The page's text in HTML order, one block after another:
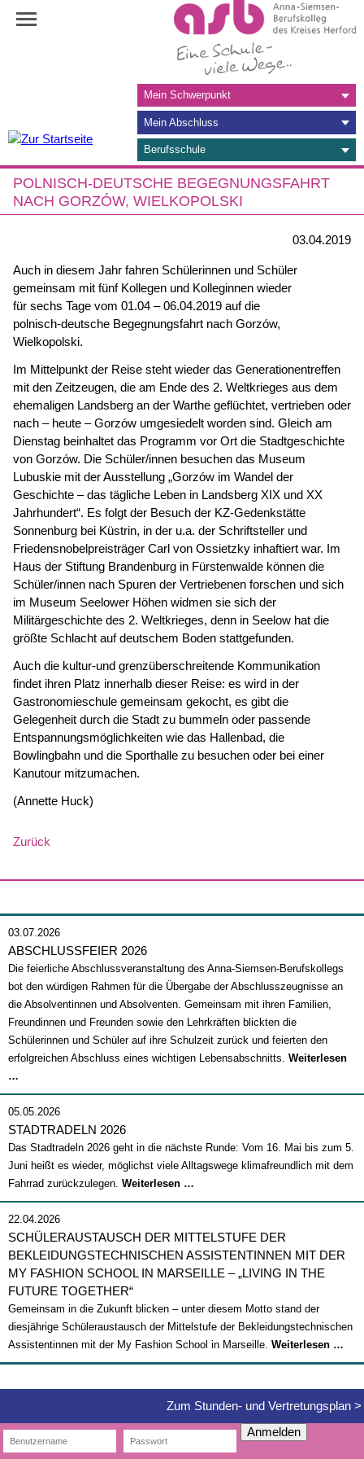
Navigation
überspringen
Mein Schwerpunkt
Mein Abschluss
Berufsschule
POLNISCH-DEUTSCHE BEGEGNUNGSFAHRT
NACH GORZÓW, WIELKOPOLSKI
03.04.2019
Auch in diesem Jahr fahren Schülerinnen und Schüler
gemeinsam mit fünf Kollegen und Kolleginnen wieder
für sechs Tage vom 01.04 – 06.04.2019 auf die
polnisch-deutsche Begegnungsfahrt nach Gorzów,
Wielkopolski.
Im Mittelpunkt der Reise steht wieder das Generationentreffen
mit den Zeitzeugen, die am Ende des 2. Weltkrieges aus dem
ehemaligen Landsberg an der Warthe geflüchtet, vertrieben oder
nach – heute – Gorzów umgesiedelt worden sind. Gleich am
Dienstag beinhaltet das Programm vor Ort die Stadtgeschichte
von Gorzów. Die Schüler/innen besuchen das Museum
Lubuskie mit der Ausstellung „Gorzów im Wandel der
Geschichte – das tägliche Leben in Landsberg XIX und XX
Jahrhundert“. Es folgt der Besuch der KZ-Gedenkstätte
Sonnenburg bei Küstrin, in der u.a. der Schriftsteller und
Friedensnobelpreisträger Carl von Ossietzky inhaftiert war. Im
Haus der Stiftung Brandenburg in Fürstenwalde können die
Schüler/innen nach Spuren der Vertriebenen forschen und sich
im Museum Seelower Höhen widmen sie sich der
Militärgeschichte des 2. Weltkrieges, denn in Seelow hat die
größte Schlacht auf deutschem Boden stattgefunden.
Auch die kultur-und grenzüberschreitende Kommunikation
findet ihren Platz innerhalb dieser Reise: es wird in der
Gastronomieschule gemeinsam gekocht, es gibt die
Gelegenheit durch die Stadt zu bummeln oder passende
Entspannungsmöglichkeiten wie das Hallenbad, die
Bowlingbahn und die Sporthalle zu besuchen oder bei einer
Kanutour mitzumachen.
(Annette Huck)
Zurück
03.07.2026
ABSCHLUSSFEIER 2026
Die feierliche Abschlussveranstaltung des Anna-Siemsen-Berufskollegs
bot den würdigen Rahmen für die Übergabe der Abschlusszeugnisse an
die Absolventinnen und Absolventen. Gemeinsam mit ihren Familien,
Freundinnen und Freunden sowie den Lehrkräften blickten die
Schülerinnen und Schüler auf ihre Schulzeit zurück und feierten den
erfolgreichen Abschluss eines wichtigen Lebensabschnitts. Weiterlesen
…
2026
05.05.2026
STADTRADELN 2026
Das Stadtradeln 2026 geht in die nächste Runde: Vom 16. Mai bis zum 5.
Juni heißt es wieder, möglichst viele Alltagswege klimafreundlich mit dem
Fahrrad zurückzulegen. Weiterlesen …
2026
22.04.2026
SCHÜLERAUSTAUSCH DER MITTELSTUFE DER
BEKLEIDUNGSTECHNISCHEN ASSISTENTINNEN MIT DER
MY FASHION SCHOOL IN MARSEILLE – „LIVING IN THE
FUTURE TOGETHER“
Gemeinsam in die Zukunft blicken – unter diesem Motto stand der
diesjährige Schüleraustausch der Mittelstufe der Bekleidungstechnischen
Assistentinnen mit der My Fashion School in Marseille. Weiterlesen …
der
Zum Stunden- und Vertretungsplan >
Anmelden